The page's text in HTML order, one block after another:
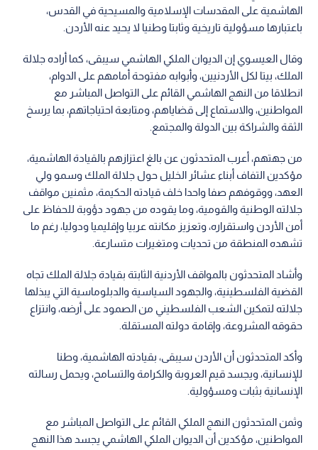
الهاشمية على المقدسات الإسلامية والمسيحية في القدس،
باعتبارها مسؤولية تاريخية وثابتا وطنيا لا يحيد عنه الأردن.
وقال العيسوي إن الديوان الملكي الهاشمي سيبقى، كما أراده جلالة
الملك، بيتا لكل الأردنيين، وأبوابه مفتوحة أمامهم على الدوام،
انطلاقا من النهج الهاشمي القائم على التواصل المباشر مع
المواطنين، والاستماع إلى قضاياهم، ومتابعة احتياجاتهم، بما يرسخ
الثقة والشراكة بين الدولة والمجتمع.
من جهتهم، أعرب المتحدثون عن بالغ اعتزازهم بالقيادة الهاشمية،
مؤكدين التفاف أبناء عشائر الخليل حول جلالة الملك وسمو ولي
العهد، ووقوفهم صفا واحدا خلف قيادته الحكيمة، مثمنين مواقف
جلالته الوطنية والقومية، وما يقوده من جهود دؤوبة للحفاظ على
أمن الأردن واستقراره، وتعزيز مكانته عربيا وإقليميا ودوليا، رغم ما
تشهده المنطقة من تحديات ومتغيرات متسارعة.
وأشاد المتحدثون بالمواقف الأردنية الثابتة بقيادة جلالة الملك تجاه
القضية الفلسطينية، والجهود السياسية والدبلوماسية التي يبذلها
جلالته لتمكين الشعب الفلسطيني من الصمود على أرضه، وانتزاع
حقوقه المشروعة، وإقامة دولته المستقلة.
وأكد المتحدثون أن الأردن سيبقى، بقيادته الهاشمية، وطنا
للإنسانية، ويجسد قيم العروبة والكرامة والتسامح، ويحمل رسالته
الإنسانية بثبات ومسؤولية.
وثمن المتحدثون النهج الملكي القائم على التواصل المباشر مع
المواطنين، مؤكدين أن الديوان الملكي الهاشمي يجسد هذا النهج